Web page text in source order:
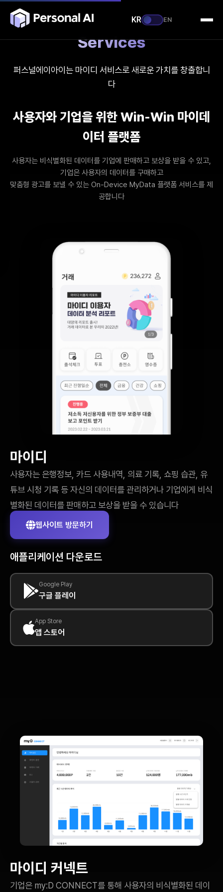
KR EN
Services
퍼스널에이아이는 마이디 서비스로 새로운 가치를 창출합니
다
사용자와 기업을 위한 Win-Win 마이데
이터 플랫폼
사용자는 비식별화된 데이터를 기업에 판매하고 보상을 받을 수 있고,
기업은 사용자의 데이터를 구매하고
맞춤형 광고를 보낼 수 있는 On-Device MyData 플랫폼 서비스를 제
공합니다
마이디
사용자는 은행정보, 카드 사용내역, 의료 기록, 쇼핑 습관, 유
튜브 시청 기록 등 자신의 데이터를 관리하거나 기업에게 비식
별화된 데이터를 판매하고 보상을 받을 수 있습니다
웹사이트 방문하기
애플리케이션 다운로드
Google Play
구글 플레이
App Store
앱 스토어
마이디 커넥트
기업은 my:D CONNECT를 통해 사용자의 비식별화된 데이